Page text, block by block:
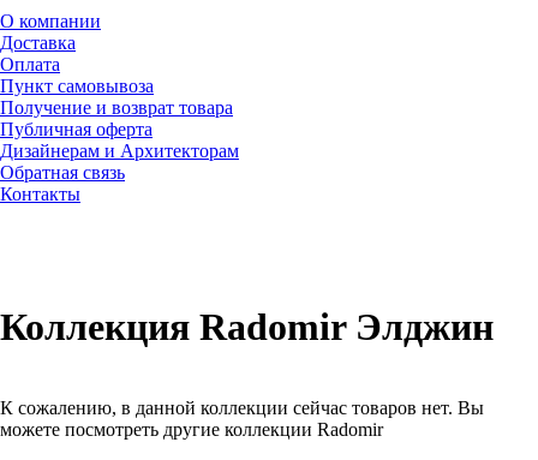
О компании
Доставка
Оплата
Пункт самовывоза
Получение и возврат товара
Публичная оферта
Дизайнерам и Архитекторам
Обратная связь
Контакты
Коллекция Radomir Элджин
К сожалению, в данной коллекции сейчас товаров нет. Вы
можете посмотреть другие коллекции Radomir